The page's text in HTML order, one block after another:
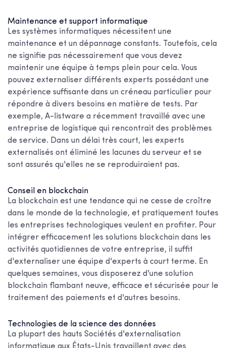
Maintenance et support informatique
Les systèmes informatiques nécessitent une
maintenance et un dépannage constants. Toutefois, cela
ne signifie pas nécessairement que vous devez
maintenir une équipe à temps plein pour cela. Vous
pouvez externaliser différents experts possédant une
expérience suffisante dans un créneau particulier pour
répondre à divers besoins en matière de tests. Par
exemple, A-listware a récemment travaillé avec une
entreprise de logistique qui rencontrait des problèmes
de service. Dans un délai très court, les experts
externalisés ont éliminé les lacunes du serveur et se
sont assurés qu'elles ne se reproduiraient pas.
Conseil en blockchain
La blockchain est une tendance qui ne cesse de croître
dans le monde de la technologie, et pratiquement toutes
les entreprises technologiques veulent en profiter. Pour
intégrer efficacement les solutions blockchain dans les
activités quotidiennes de votre entreprise, il suffit
d'externaliser une équipe d'experts à court terme. En
quelques semaines, vous disposerez d'une solution
blockchain flambant neuve, efficace et sécurisée pour le
traitement des paiements et d'autres besoins.
Technologies de la science des données
La plupart des hauts Sociétés d'externalisation